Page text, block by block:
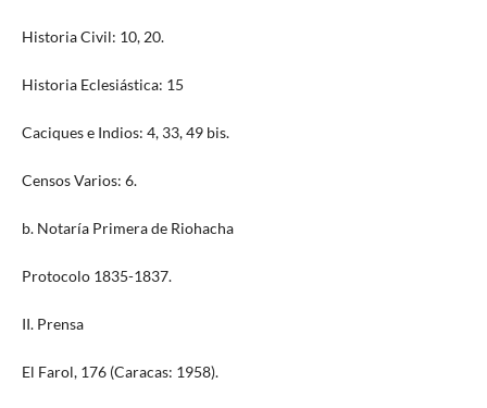
Historia Civil: 10, 20.
Historia Eclesiástica: 15
Caciques e Indios: 4, 33, 49 bis.
Censos Varios: 6.
b. Notaría Primera de Riohacha
Protocolo 1835-1837.
II. Prensa
El Farol, 176 (Caracas: 1958).